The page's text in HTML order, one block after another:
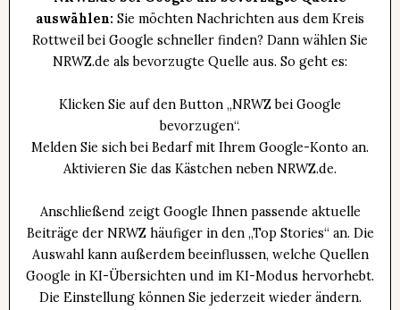
auswählen: Sie möchten Nachrichten aus dem Kreis
Rottweil bei Google schneller finden? Dann wählen Sie
NRWZ.de als bevorzugte Quelle aus. So geht es:
Klicken Sie auf den Button „NRWZ bei Google
bevorzugen“.
Melden Sie sich bei Bedarf mit Ihrem Google-Konto an.
Aktivieren Sie das Kästchen neben NRWZ.de.
Anschließend zeigt Google Ihnen passende aktuelle
Beiträge der NRWZ häufiger in den „Top Stories“ an. Die
Auswahl kann außerdem beeinflussen, welche Quellen
Google in KI-Übersichten und im KI-Modus hervorhebt.
Die Einstellung können Sie jederzeit wieder ändern.